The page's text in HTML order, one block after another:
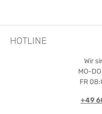
HOTLINE
Wir
MO-
FR
+49